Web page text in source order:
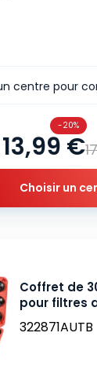
13,99 €
-20%
centre pour
Choisir un
Coffret de
pour filtres
322871AUTB